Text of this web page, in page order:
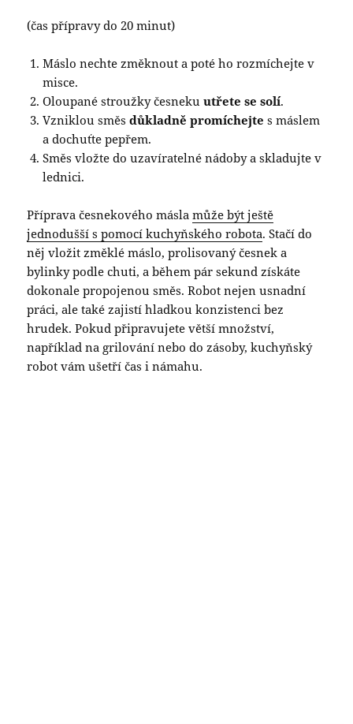
(čas přípravy do 20 minut)
Máslo nechte změknout a poté ho rozmíchejte v
misce.
Oloupané stroužky česnekuutřete se solí.
Vzniklou směsdůkladně promíchejte s máslem
a dochuťte pepřem.
Směs vložte do uzavíratelné nádoby a skladujte v
lednici.
Příprava česnekového máslamůže být ještě
jednodušší s pomocí kuchyňského robota. Stačí do
něj vložit změklé máslo, prolisovaný česnek a
bylinky podle chuti, a během pár sekund získáte
dokonale propojenou směs. Robot nejen usnadní
práci, ale také zajistí hladkou konzistenci bez
hrudek. Pokud připravujete větší množství,
například na grilování nebo do zásoby, kuchyňský
robot vám ušetří čas i námahu.